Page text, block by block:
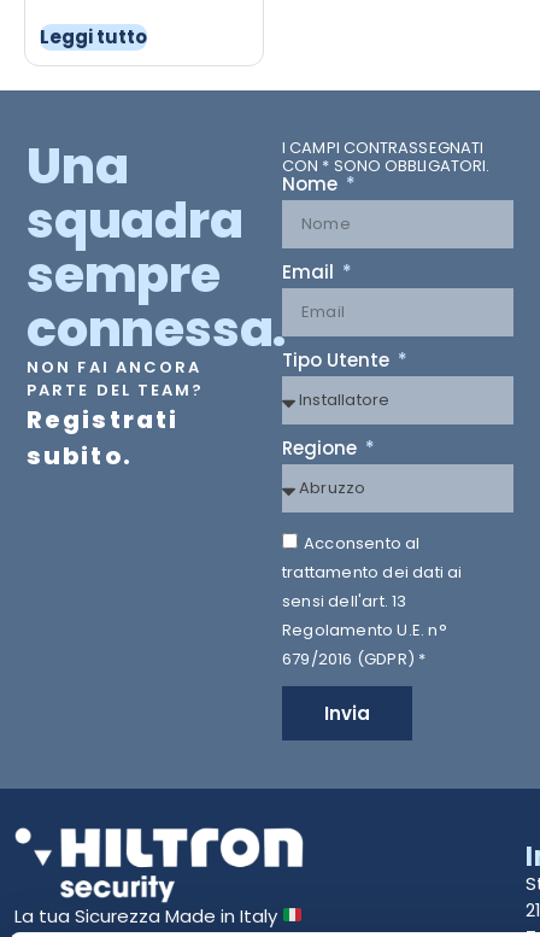
Leggi tutto
Una
squadra
sempre
connessa.
NON FAI ANCORA
PARTE DEL TEAM?
Registrati
subito.
I CAMPI CONTRASSEGNATI
CON * SONO OBBLIGATORI.
Nome
Email
Tipo Utente
Regione
Acconsento al
trattamento dei dati ai
sensi dell'art. 13
Regolamento U.E. n°
679/2016 (GDPR) *
Invia
La tua Sicurezza Made in Italy